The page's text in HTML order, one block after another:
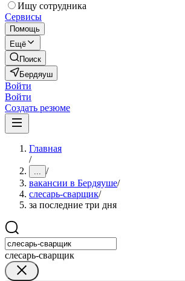
Ищу сотрудника
Сервисы
Помощь
Ещё
Поиск
Бердяуш
Войти
Войти
Создать резюме
Главная
/
... /
вакансии в Бердяуше/
слесарь-сварщик/
за последние три дня
слесарь-сварщик